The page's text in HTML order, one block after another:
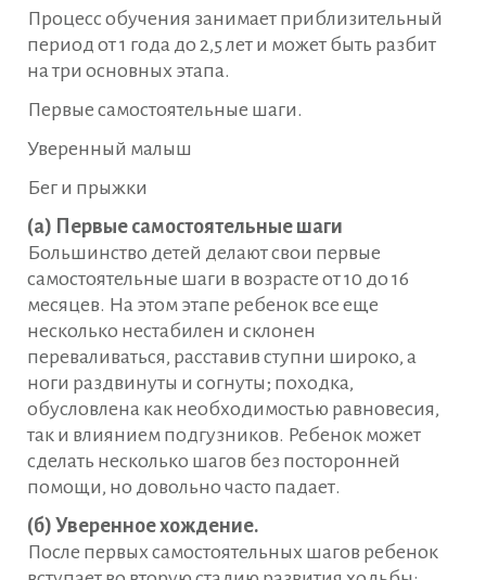
Процесс обучения занимает приблизительный
период от 1 года до 2,5 лет и может быть разбит
на три основных этапа.
Первые самостоятельные шаги.
Уверенный малыш
Бег и прыжки
(а) Первые самостоятельные шаги
Большинство детей делают свои первые
самостоятельные шаги в возрасте от 10 до 16
месяцев. На этом этапе ребенок все еще
несколько нестабилен и склонен
переваливаться, расставив ступни широко, а
ноги раздвинуты и согнуты; походка,
обусловлена ​​как необходимостью равновесия,
так и влиянием подгузников. Ребенок может
сделать несколько шагов без посторонней
помощи, но довольно часто падает.
(б) Уверенное хождение.
После первых самостоятельных шагов ребенок